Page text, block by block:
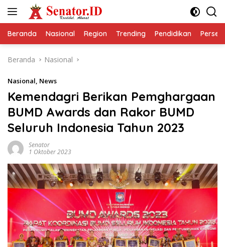
Beranda Nasional Region Trending Pendidikan
Beranda Nasional
Nasional, News
Kemendagri Berikan Pemghargaan
BUMD Awards dan Rakor BUMD
Seluruh Indonesia Tahun 2023
Senator
1 Oktober 2023